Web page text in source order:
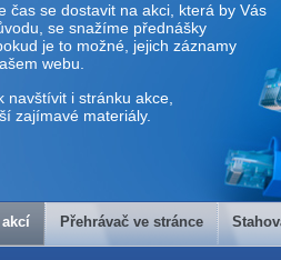
čas se dostavit na akci, která by Vás
se snažíme přednášky
je to možné, jejich záznamy
webu.
navštívit i stránku akce,
zajímavé materiály.
ve stránce
Přehrávač ve stránce